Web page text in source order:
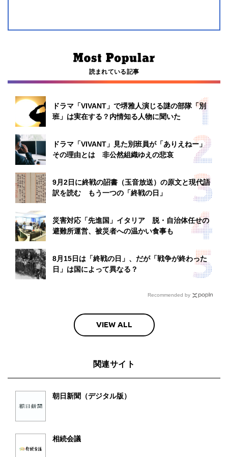
読まれている記事
ドラマ「VIVANT」で堺雅人演じる謎の部隊「別
班」は実在する？内情知る人物に聞いた
ドラマ「VIVANT」見た別班員が「ありえねー」
その理由とは 非公然組織ゆえの悲哀
9月2日に終戦の詔書（玉音放送）の原文と現代語
訳を読む もう一つの「終戦の日」
災害対応「先進国」イタリア 脱・自治体任せの
避難所運営、被災者への温かい食事も
8月15日は「終戦の日」、だが「戦争が終わった
日」は国によって異なる？
Recommended by
VIEW ALL
関連サイト
朝日新聞（デジタル版）
相続会議